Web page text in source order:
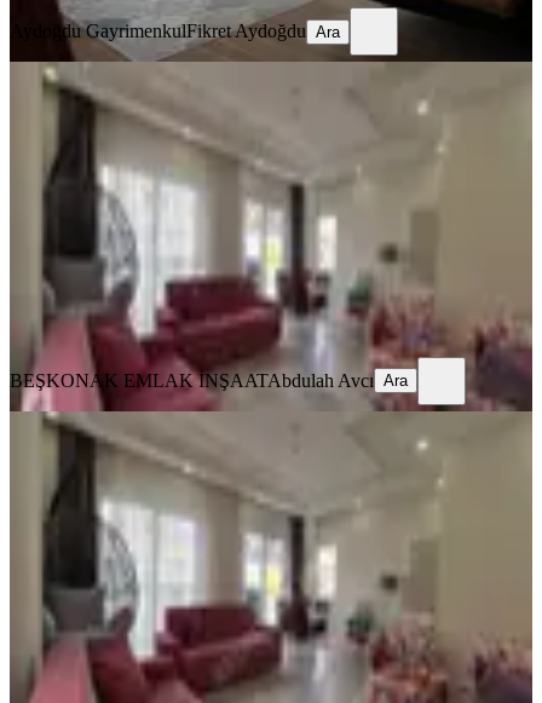
Aydoğdu GayrimenkulFikret Aydoğdu Ara
KOMBİLİ
2+1 Doğalgazlı
Kepez, Ahatlı Mahallesi
2+1·120 m² 3. Kat ·
BEŞKONAK EMLAK İNŞAATAbdulah Avcı
BEŞKONAK EMLAK İNŞAATAbdulah Avcı Ara
KOMBİLİ
2+1 Doğalgazlı
Kepez, Ahatlı Mahallesi
120 m²·3. Kat
BEŞKONAK EMLAK İNŞAATAbdulah Avcı
Ara